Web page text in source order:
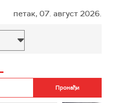
петак, 07. август 2026.